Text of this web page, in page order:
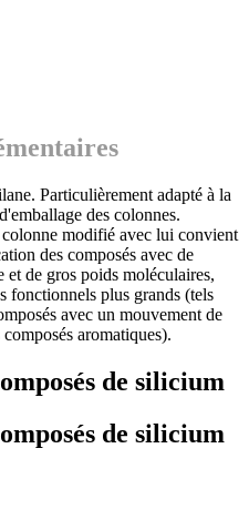
Particulièrement adapté à la
des colonnes.
modifié avec lui convient
des composés avec de
et de gros poids moléculaires,
fonctionnels plus grands (tels
avec un mouvement de
aromatiques).
de silicium
de silicium